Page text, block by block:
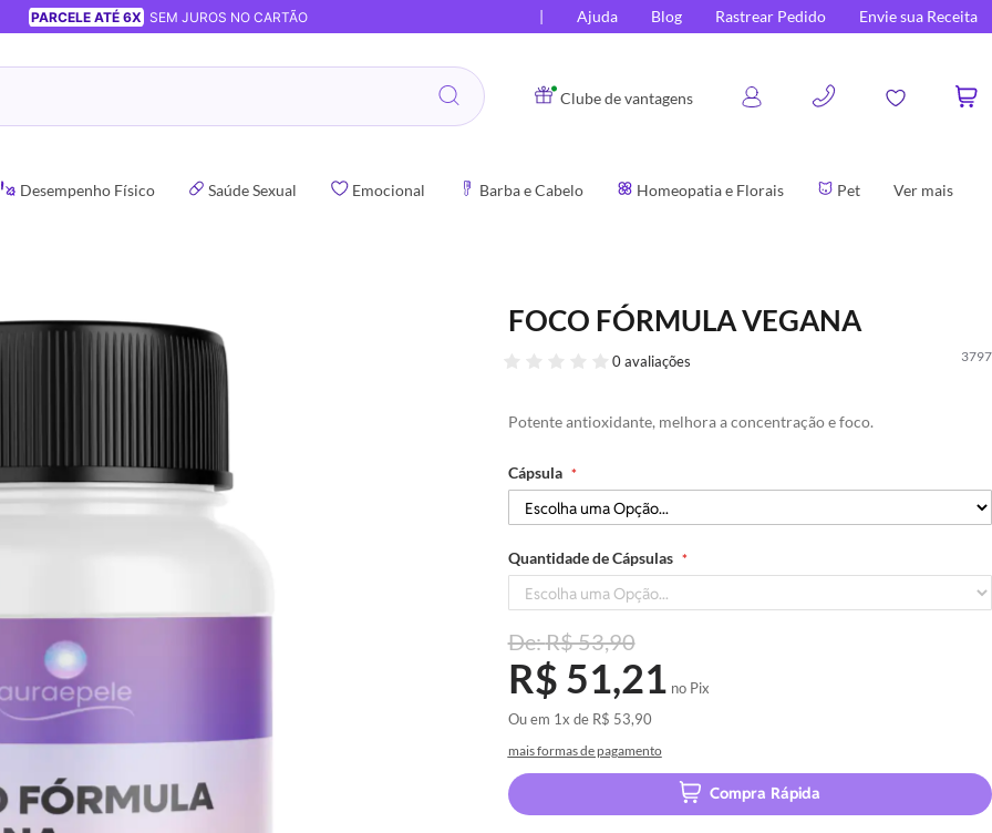
PARCELE ATÉ 6X SEM JUROS NO CARTÃO Ajuda Blog Rastrear Pedido Envie sua Receita
Clube de vantagens
0
Desempenho Físico Saúde Sexual Emocional Barba e Cabelo Homeopatia e Florais Pet Ver mais
FOCO FÓRMULA VEGANA
3797
0 avaliações
Potente antioxidante, melhora a concentração e foco.
Cápsula
Quantidade de Cápsulas
R$ 53,90
R$ 51,21 no Pix
Ou em 1x de R$ 53,90
mais formas de pagamento
Compra Rápida